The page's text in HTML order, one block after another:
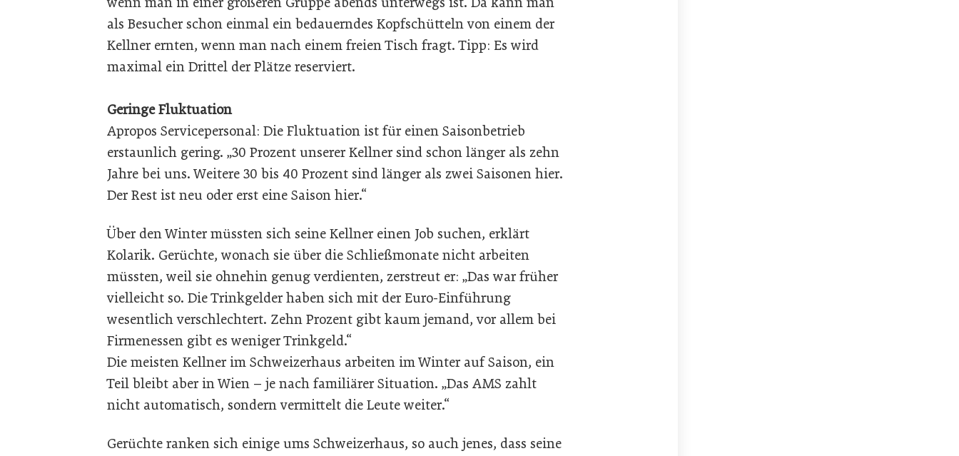
als Besucher schon einmal ein bedauerndes Kopfschütteln von einem der
Kellner ernten, wenn man nach einem freien Tisch fragt. Tipp: Es wird
maximal ein Drittel der Plätze reserviert.
Geringe Fluktuation
Apropos Servicepersonal: Die Fluktuation ist für einen Saisonbetrieb
erstaunlich gering. „30 Prozent unserer Kellner sind schon länger als zehn
Jahre bei uns. Weitere 30 bis 40 Prozent sind länger als zwei Saisonen hier.
Der Rest ist neu oder erst eine Saison hier.“
Über den Winter müssten sich seine Kellner einen Job suchen, erklärt
Kolarik. Gerüchte, wonach sie über die Schließmonate nicht arbeiten
müssten, weil sie ohnehin genug verdienten, zerstreut er: „Das war früher
vielleicht so. Die Trinkgelder haben sich mit der Euro-Einführung
wesentlich verschlechtert. Zehn Prozent gibt kaum jemand, vor allem bei
Firmenessen gibt es weniger Trinkgeld.“
Die meisten Kellner im Schweizerhaus arbeiten im Winter auf Saison, ein
Teil bleibt aber in Wien – je nach familiärer Situation. „Das AMS zahlt
nicht automatisch, sondern vermittelt die Leute weiter.“
Gerüchte ranken sich einige ums Schweizerhaus, so auch jenes, dass seine